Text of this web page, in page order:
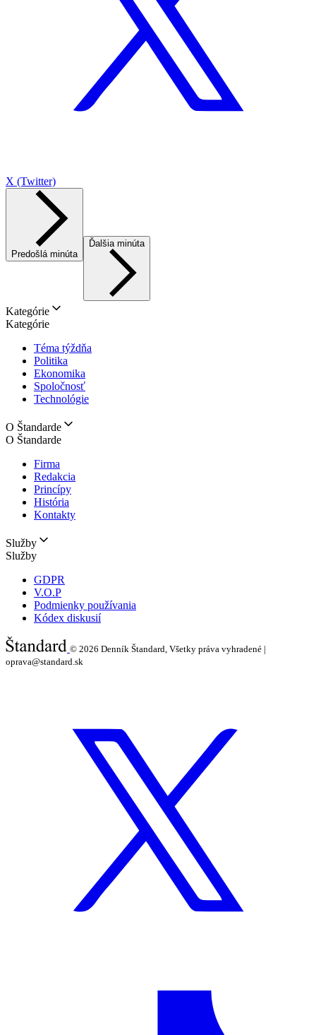
X (Twitter)
Predošlá minúta
Ďalšia minúta
Kategórie
Kategórie
Téma týždňa
Politika
Ekonomika
Spoločnosť
Technológie
O Štandarde
O Štandarde
Firma
Redakcia
Princípy
História
Kontakty
Služby
Služby
GDPR
V.O.P
Podmienky používania
Kódex diskusií
© 2026 Denník Štandard, Všetky práva vyhradené |
oprava@standard.sk